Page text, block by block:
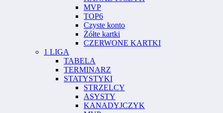
MVP
TOP6
Czyste konto
Żółte kartki
CZERWONE KARTKI
1 LIGA
TABELA
TERMINARZ
STATYSTYKI
STRZELCY
ASYSTY
KANADYJCZYK